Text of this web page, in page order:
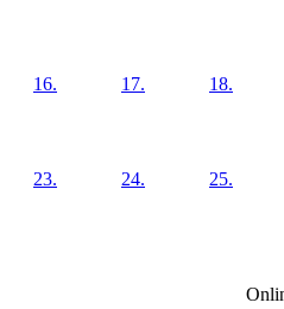
16. 17. 18.
23. 24. 25.